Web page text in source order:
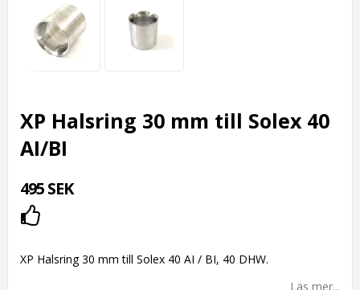
XP Halsring 30 mm till Solex 40
AI/BI
495 SEK
XP Halsring 30 mm till Solex 40 AI / BI, 40 DHW.
Läs mer...